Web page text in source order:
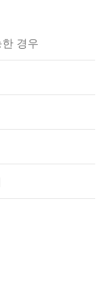
경우